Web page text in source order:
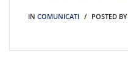
IN COMUNICATI POSTED BY